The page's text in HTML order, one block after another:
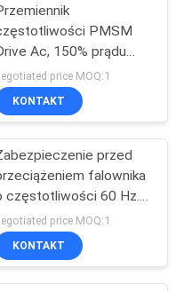
23
PMSM
Ac, 150% prądu
przed
IP20
price MOQ:1
KONTAKT
przed
falownika
częstotliwości 60 Hz.
CV900A PMSM
price MOQ:1
KONTAKT